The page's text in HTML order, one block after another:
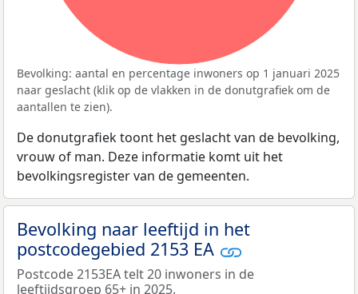
Bevolking: aantal en percentage inwoners op 1 januari 2025
naar geslacht (klik op de vlakken in de donutgrafiek om de
aantallen te zien).
De donutgrafiek toont het geslacht van de bevolking,
vrouw of man. Deze informatie komt uit het
bevolkingsregister van de gemeenten.
Bevolking naar leeftijd in het
postcodegebied 2153 EA
Postcode 2153EA telt 20 inwoners in de
leeftijdsgroep 65+ in 2025.